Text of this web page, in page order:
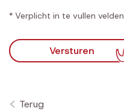
* Verplicht in te vullen velden
Versturen
Terug